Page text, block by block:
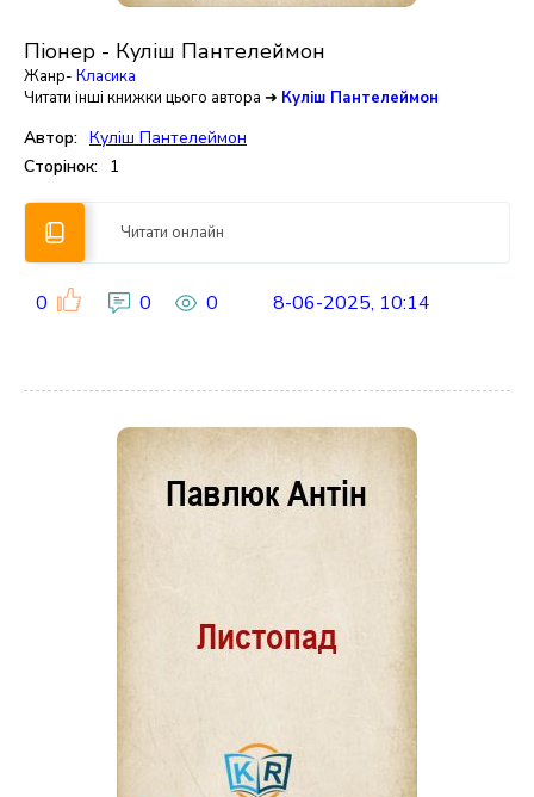
Піонер - Куліш Пантелеймон
Жанр- Класика
Читати інші книжки цього автора ➜ Куліш Пантелеймон
Автор: Куліш Пантелеймон
Сторінок: 1
Читати онлайн
0 0 0 8-06-2025, 10:14